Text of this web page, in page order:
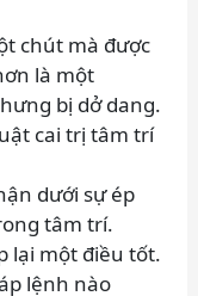
chút mà được
là một
bị dở dang.
cai trị tâm trí
dưới sự ép
tâm trí.
lại một điều tốt.
lệnh nào